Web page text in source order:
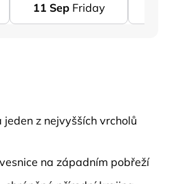
11 Sep Friday
z nejvyšších vrcholů
na západním pobřeží